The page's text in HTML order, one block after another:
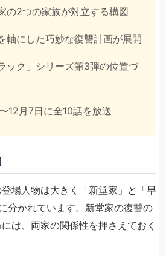
の2つの家族が対立する構図
軸にした巧妙な復讐計画が展開
ック」シリーズ第3弾の位置づ
12月7日に全10話を放送
場人物は大きく「新堂家」と「早
分かれています。新堂家の復讐の
は、両家の関係性を押さえておく